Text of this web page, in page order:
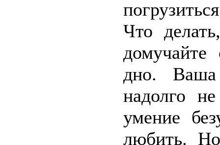
Что
домучайте
дно. Ваша
надолго
умение
любить.